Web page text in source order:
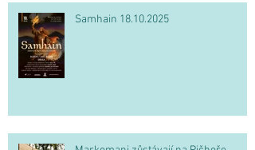
Samhain 18.10.2025